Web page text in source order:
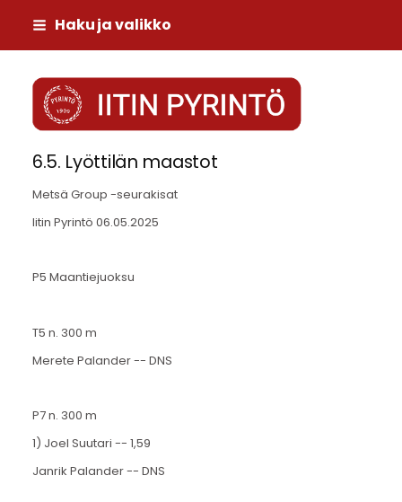
Siirry
sivun
sisältöön
Haku ja valikko
Iitin Pyrintö
6.5. Lyöttilän maastot
Metsä Group -seurakisat
Iitin Pyrintö 06.05.2025
P5 Maantiejuoksu
T5 n. 300 m
Merete Palander -- DNS
P7 n. 300 m
1) Joel Suutari -- 1,59
Janrik Palander -- DNS